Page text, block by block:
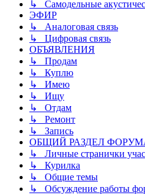
↳ Самодельные
ЭФИР
↳ Аналоговая связь
↳ Цифровая связь
ОБЪЯВЛЕНИЯ
↳ Продам
↳ Куплю
↳ Имею
↳ Ищу
↳ Отдам
↳ Ремонт
↳ Запись
ОБЩИЙ РАЗДЕЛ
↳ Личные странички
↳ Курилка
↳ Общие темы
↳ Обсуждение работы